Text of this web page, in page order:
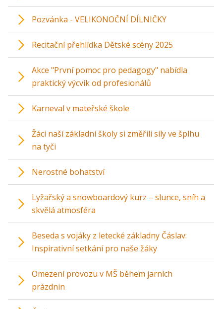
Pozvánka - VELIKONOČNÍ DÍLNIČKY
Recitační přehlídka Dětské scény 2025
Akce "První pomoc pro pedagogy" nabídla
praktický výcvik od profesionálů
Karneval v mateřské škole
Žáci naší základní školy si změřili síly ve šplhu
na tyči
Nerostné bohatství
Lyžařský a snowboardový kurz – slunce, sníh a
skvělá atmosféra
Beseda s vojáky z letecké základny Čáslav:
Inspirativní setkání pro naše žáky
Omezení provozu v MŠ během jarních
prázdnin